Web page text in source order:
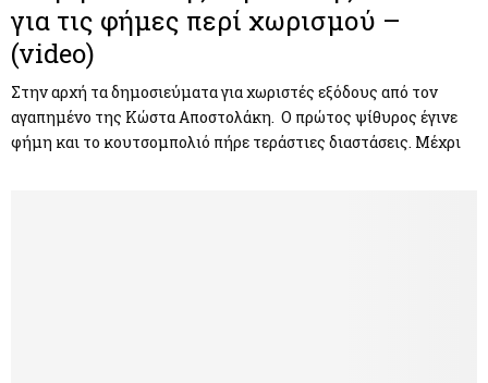
για τις φήμες περί χωρισμού –
(video)
Στην αρχή τα δημοσιεύματα για χωριστές εξόδους από τον
αγαπημένο της Κώστα Αποστολάκη. Ο πρώτος ψίθυρος έγινε
φήμη και το κουτσομπολιό πήρε τεράστιες διαστάσεις. Μέχρι